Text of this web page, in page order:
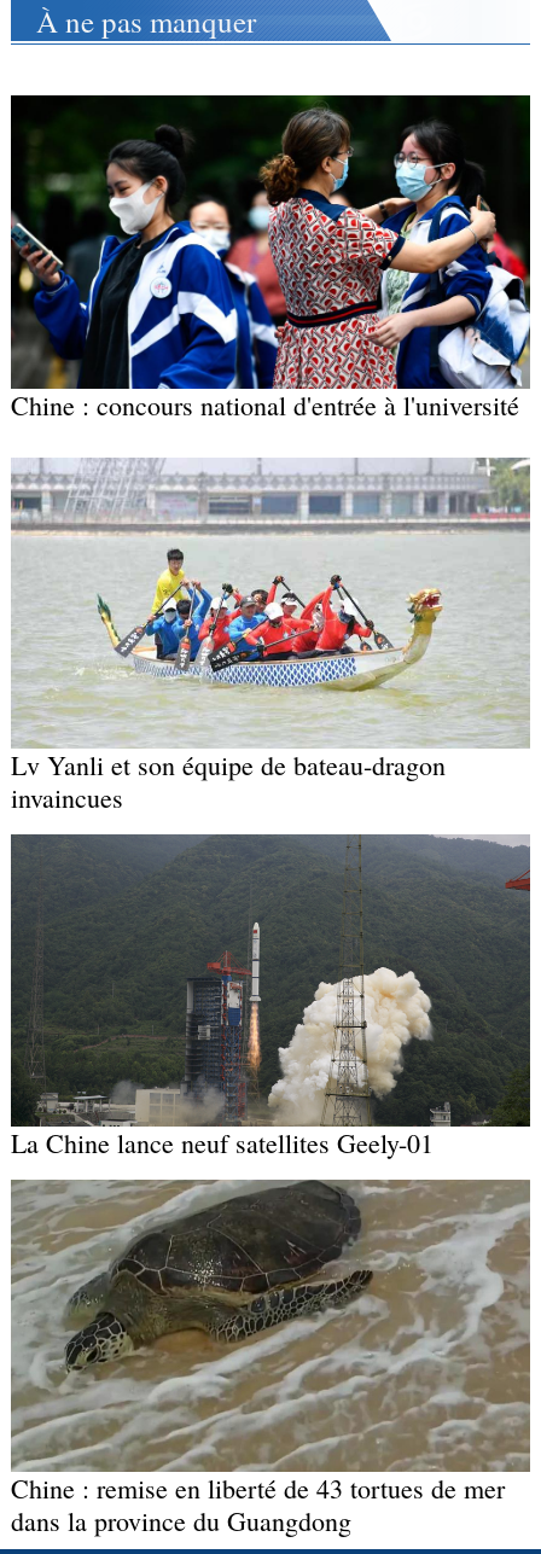
À ne pas manquer
Chine : concours national d'entrée à l'université
Lv Yanli et son équipe de bateau-dragon
invaincues
La Chine lance neuf satellites Geely-01
Chine : remise en liberté de 43 tortues de mer
dans la province du Guangdong